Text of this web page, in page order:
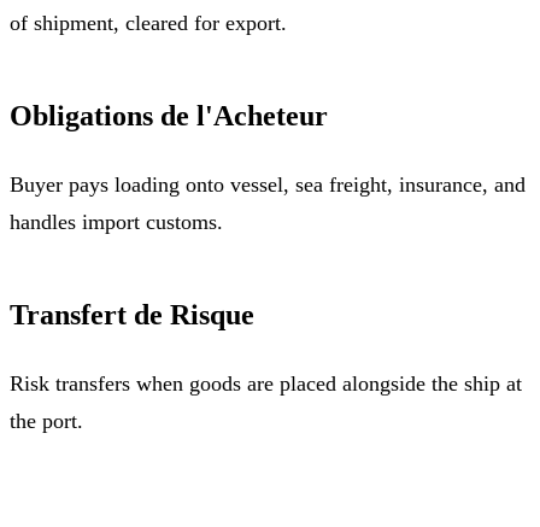
of shipment, cleared for export.
Obligations de l'Acheteur
Buyer pays loading onto vessel, sea freight, insurance, and
handles import customs.
Transfert de Risque
Risk transfers when goods are placed alongside the ship at
the port.